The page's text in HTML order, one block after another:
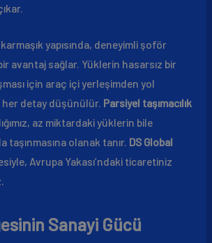
karmaşık yapısında, deneyimli şoför
avantaj sağlar. Yüklerin hasarsız bir
için araç içi yerleşimden yol
detay düşünülür. Parsiyel taşımacılık
az miktardaki yüklerin bile
olanak tanır. DS Global
Avrupa Yakası’ndaki ticaretiniz
Sanayi Gücü